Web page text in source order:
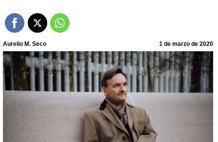
Aurelio M. Seco 1 de marzo de 2020